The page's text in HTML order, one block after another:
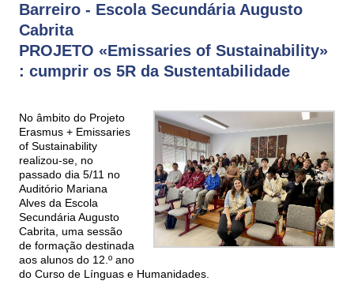
Barreiro - Escola Secundária Augusto
Cabrita
PROJETO «Emissaries of Sustainability»
: cumprir os 5R da Sustentabilidade
No âmbito do Projeto
Erasmus + Emissaries
of Sustainability
realizou-se, no
passado dia 5/11 no
Auditório Mariana
Alves da Escola
Secundária Augusto
Cabrita, uma sessão
de formação destinada
aos alunos do 12.º ano
do Curso de Línguas e Humanidades.